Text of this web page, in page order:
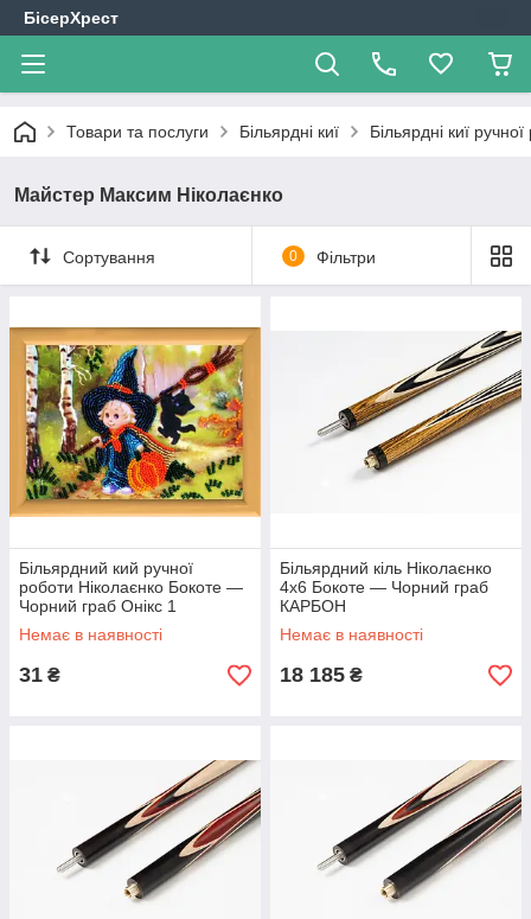
БісерХрест
Товари та послуги Більярдні киї Більярдні киї
Майстер Максим Ніколаєнко
Сортування 0 Фільтри
Більярдний кий ручної
роботи Ніколаєнко Бокоте —
Чорний граб Онікс 1
Немає в наявності
31 ₴
Більярдний кіль Ніколаєнко
4х6 Бокоте — Чорний граб
КАРБОН
Немає в наявності
18 185 ₴